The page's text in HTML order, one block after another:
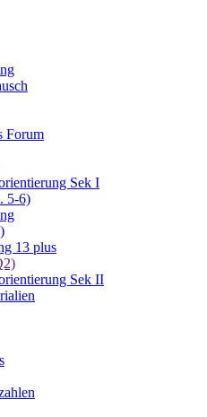
Forum
Sek I
5-6)
13 plus
Sek II